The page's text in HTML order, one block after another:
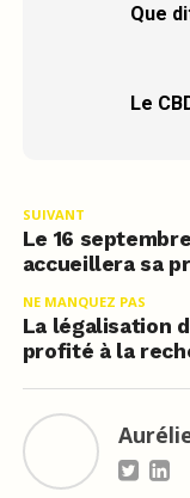
Que
Le
SUIVANT
Le 16
accueillera sa
NE MANQUEZ PAS
La légalisation
profité à la